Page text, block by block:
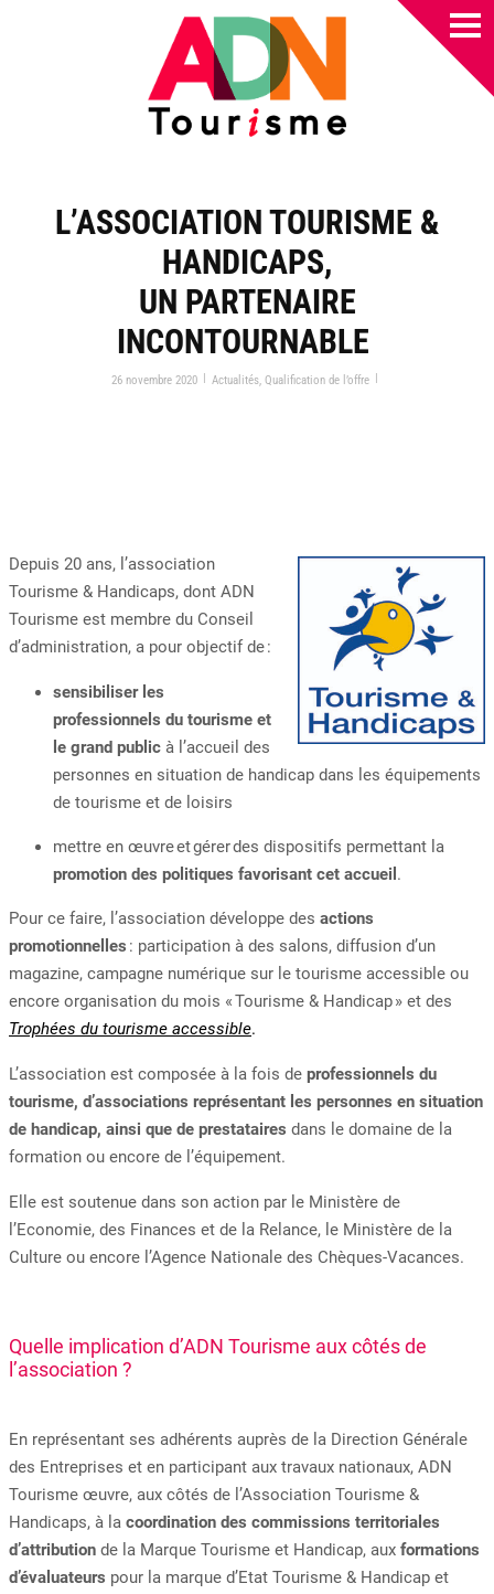
L’ASSOCIATION TOURISME &
HANDICAPS,
UN PARTENAIRE
INCONTOURNABLE
26 novembre 2020 | Actualités, Qualification de l’offre |
Depuis 20 ans, l’association
Tourisme & Handicaps, dont ADN
Tourisme est membre du Conseil
d’administration, a pour objectif de :
sensibiliserles
professionnels du tourisme et
le grand public à l’accueil des
personnes en situation de handicap dans les équipements
de tourisme et de loisirs
mettre en œuvre et gérer des dispositifs permettant la
promotion des politiques favorisant cet accueil .
Pour ce faire, l’association développe des actions
promotionnelles : participation à des salons, diffusion d’un
magazine, campagne numérique sur le tourisme accessible ou
encore organisation du mois « Tourisme & Handicap » et des
Trophées du tourisme accessible.
L’association est composée à la fois de professionnels du
tourisme, d’associations représentant les personnes en situation
de handicap, ainsi que de prestataires dans le domaine de la
formation ou encore de l’équipement.
Elle est soutenue dans son action par le Ministère de
l’Economie, des Finances et de la Relance, le Ministère de la
Culture ou encore l’Agence Nationale des Chèques-Vacances.
Quelle implication d’ADN Tourisme aux côtés de
l’association ?
En représentant ses adhérents auprès de la Direction Générale
des Entreprises et en participant aux travaux nationaux, ADN
Tourisme œuvre, aux côtés de l’Association Tourisme &
Handicaps, à la coordination des commissions territoriales
d’attribution de la Marque Tourisme et Handicap, aux formations
d’évaluateurs pour la marque d’Etat Tourisme & Handicap et